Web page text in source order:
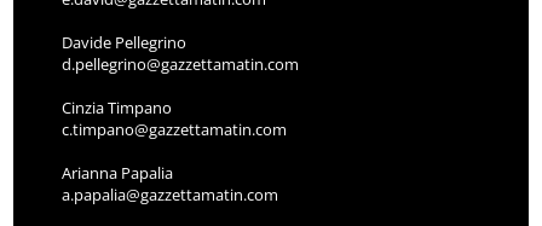
Davide Pellegrino
d.pellegrino@gazzettamatin.com
Cinzia Timpano
c.timpano@gazzettamatin.com
Arianna Papalia
a.papalia@gazzettamatin.com